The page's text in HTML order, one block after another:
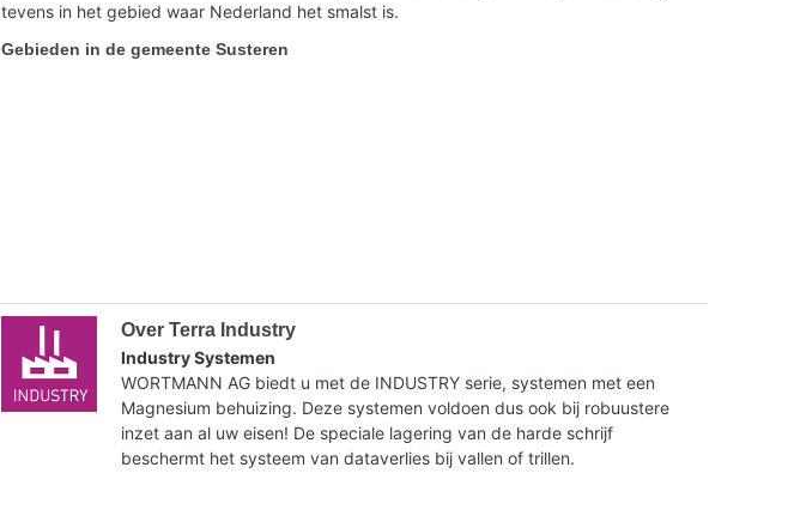
tevens in het gebied waar Nederland het smalst is.
Gebieden in de gemeente Susteren
Over Terra Industry
Industry Systemen
WORTMANN AG biedt u met de INDUSTRY serie, systemen met een
Magnesium behuizing. Deze systemen voldoen dus ook bij robuustere
inzet aan al uw eisen! De speciale lagering van de harde schrijf
beschermt het systeem van dataverlies bij vallen of trillen.